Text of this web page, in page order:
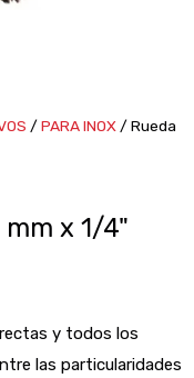
/PARA INOX / Rueda
x 1/4"
y todos los
las particularidades